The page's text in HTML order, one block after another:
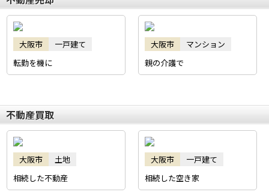
大阪市
一戸建て
転勤を機に
大阪市
マンション
親の介護で
不動産買取
大阪市
土地
相続した不動産
大阪市
一戸建て
相続した空き家